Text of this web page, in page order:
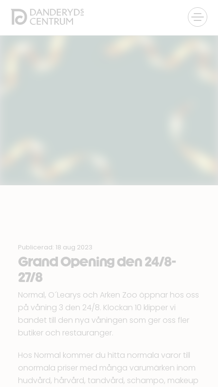
Publicerad: 18 aug 2023
Grand Opening den 24/8-
27/8
Normal, O´Learys och Arken Zoo öppnar hos oss
på våning 3 den 24/8. Klockan 10 klipper vi
bandet till den nya våningen som ger oss fler
butiker och restauranger.
Hos Normal kommer du hitta normala varor till
onormala priser med många varumärken inom
hudvård, hårvård, tandvård, schampo, makeup